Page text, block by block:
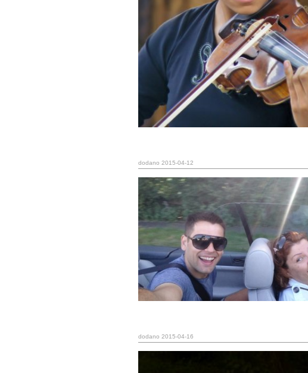
dodano 2015-04-12
dodano 2015-04-16